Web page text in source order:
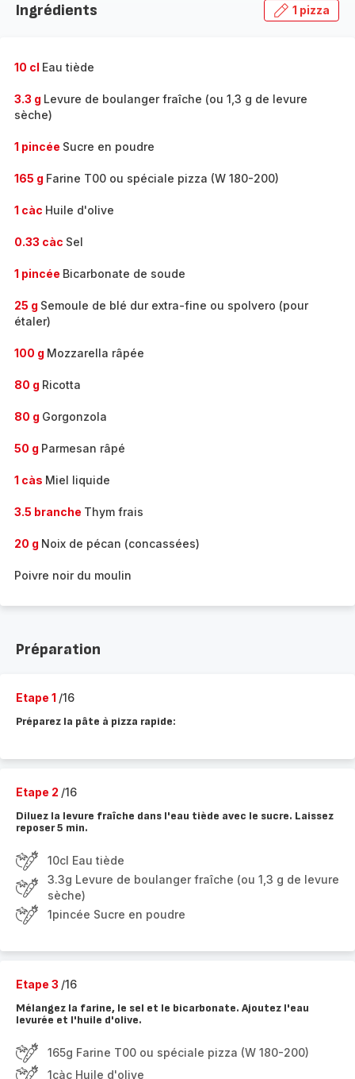
Ingrédients 1 pizza
10 cl Eau tiède
3.3 g Levure de boulanger fraîche (ou 1,3 g de levure
sèche)
1 pincée Sucre en poudre
165 g Farine T00 ou spéciale pizza (W 180-200)
1 càc Huile d'olive
0.33 càc Sel
1 pincée Bicarbonate de soude
25 g Semoule de blé dur extra-fine ou spolvero (pour
étaler)
100 g Mozzarella râpée
80 g Ricotta
80 g Gorgonzola
50 g Parmesan râpé
1 càs Miel liquide
3.5 branche Thym frais
20 g Noix de pécan (concassées)
Poivre noir du moulin
Préparation
Etape 1 /16
Préparez la pâte à pizza rapide:
Etape 2 /16
Diluez la levure fraîche dans l'eau tiède avec le sucre. Laissez
reposer 5 min.
10cl Eau tiède
3.3g Levure de boulanger fraîche (ou 1,3 g de levure
sèche)
1pincée Sucre en poudre
Etape 3 /16
Mélangez la farine, le sel et le bicarbonate. Ajoutez l'eau
levurée et l'huile d'olive.
165g Farine T00 ou spéciale pizza (W 180-200)
1càc Huile d'olive